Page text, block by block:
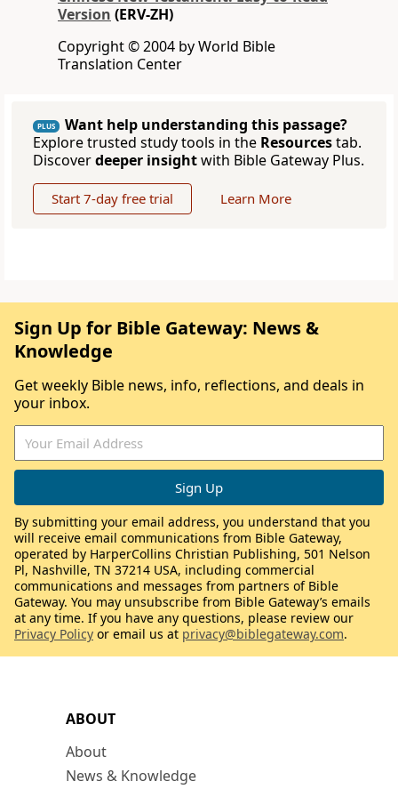
Version (ERV-ZH)
Copyright © 2004 by World Bible
Translation Center
PLUS
Want help understanding this passage?
Explore trusted study tools in the Resourcestab.
Discoverdeeper insightwith Bible Gateway Plus.
Start 7-day free trial Learn More
ABOUT
About
News & Knowledge
Sign Up for Bible Gateway: News &
Knowledge
Get weekly Bible news, info, reflections, and deals in
your inbox.
By submitting your email address, you understand that you
will receive email communications from Bible Gateway,
operated by HarperCollins Christian Publishing, 501 Nelson
Pl, Nashville, TN 37214 USA, including commercial
communications and messages from partners of Bible
Gateway. You may unsubscribe from Bible Gateway’s emails
at any time. If you have any questions, please review our
Privacy Policy or email us at privacy@biblegateway.com.